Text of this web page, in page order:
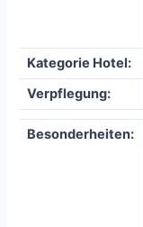
Kategorie Hotel:
Verpflegung:
Besonderheiten: